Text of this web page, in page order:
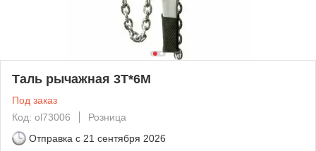
Таль рычажная 3T*6M
Под заказ
Код: ol73006
Розница
Отправка с 21 сентября 2026